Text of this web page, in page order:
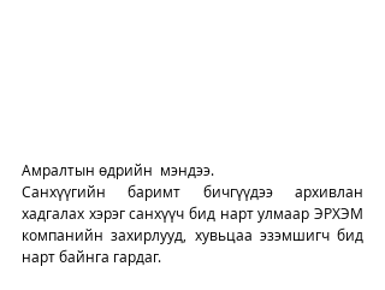
Амралтын өдрийн  мэндээ.
Санхүүгийн баримт бичгүүдээ архивлан
хадгалах хэрэг санхүүч бид нарт улмаар ЭРХЭМ
компанийн захирлууд, хувьцаа эзэмшигч бид
нарт байнга гардаг.